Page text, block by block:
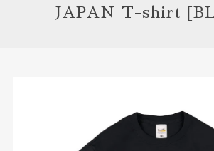
JAPAN T-shirt